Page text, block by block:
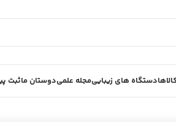
دستگاه های زیباییمجله علمیدوستان ماثبت